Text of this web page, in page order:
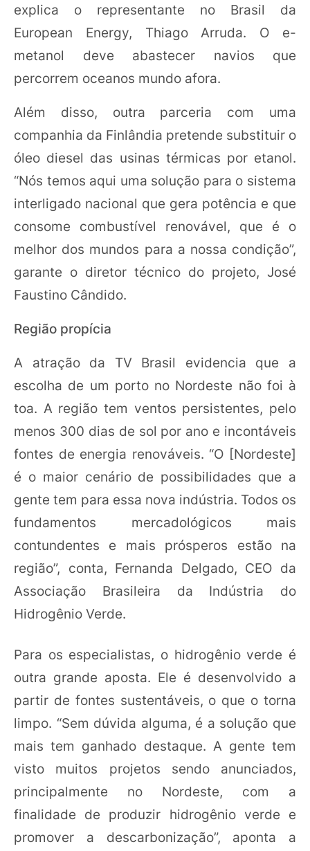
explica o representante no Brasil da
European Energy, Thiago Arruda. O e-
metanol deve abastecer navios que
percorrem oceanos mundo afora.
Além disso, outra parceria com uma
companhia da Finlândia pretende substituir o
óleo diesel das usinas térmicas por etanol.
“Nós temos aqui uma solução para o sistema
interligado nacional que gera potência e que
consome combustível renovável, que é o
melhor dos mundos para a nossa condição”,
garante o diretor técnico do projeto, José
Faustino Cândido.
Região propícia
A atração da TV Brasil evidencia que a
escolha de um porto no Nordeste não foi à
toa. A região tem ventos persistentes, pelo
menos 300 dias de sol por ano e incontáveis
fontes de energia renováveis. “O [Nordeste]
é o maior cenário de possibilidades que a
gente tem para essa nova indústria. Todos os
fundamentos mercadológicos mais
contundentes e mais prósperos estão na
região”, conta, Fernanda Delgado, CEO da
Associação Brasileira da Indústria do
Hidrogênio Verde.
Para os especialistas, o hidrogênio verde é
outra grande aposta. Ele é desenvolvido a
partir de fontes sustentáveis, o que o torna
limpo. “Sem dúvida alguma, é a solução que
mais tem ganhado destaque. A gente tem
visto muitos projetos sendo anunciados,
principalmente no Nordeste, com a
finalidade de produzir hidrogênio verde e
promover a descarbonização”, aponta a